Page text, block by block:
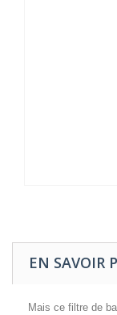
EN SAVOIR
Mais ce filtre de